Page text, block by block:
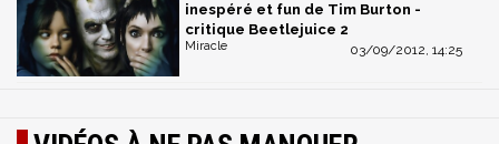
inespéré et fun de Tim Burton -
critique Beetlejuice 2
03/09/2012, 14:25
Miracle